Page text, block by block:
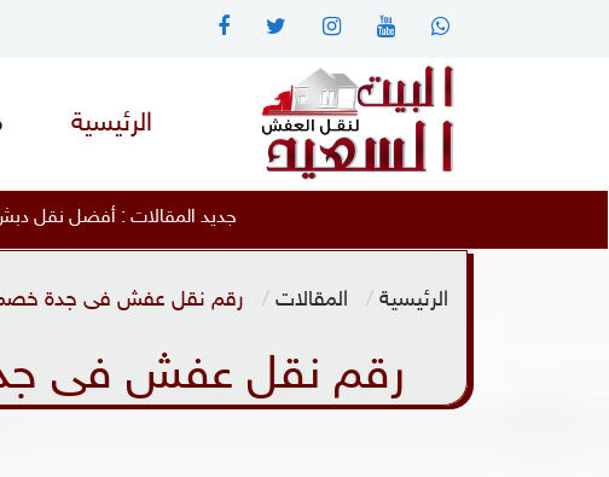
الرئيسية
أفضل نقل دبش العروسة دبش البيت السعيد بجدة 0556749777
الرئيسية المقالات رقم نقل عفش فى جدة خصم 50% نقل اثاث جدة
رقم نقل عفش فى جدة خصم 50% نقل اثاث